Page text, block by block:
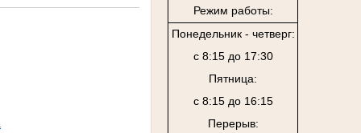
Режим работы:
Понедельник - четверг:
с 8:15 до 17:30
Пятница:
с 8:15 до 16:15
Перерыв: